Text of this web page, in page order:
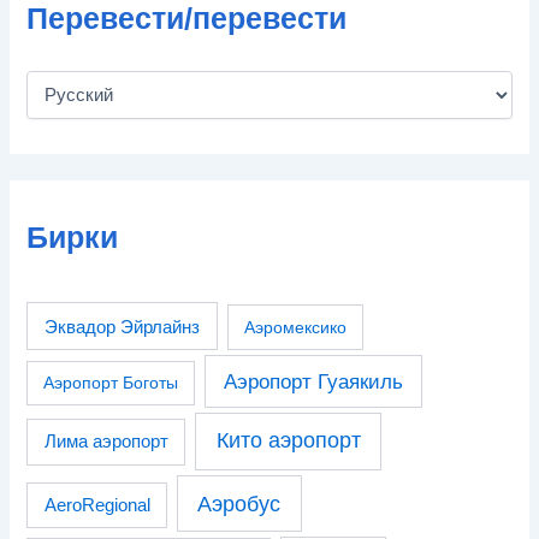
Перевести/перевести
Бирки
Эквадор Эйрлайнз Аэромексико
Аэропорт Боготы Аэропорт Гуаякиль
Лима аэропорт Кито аэропорт
AeroRegional Аэробус